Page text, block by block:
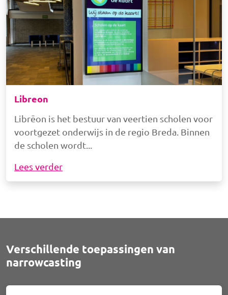
Libreon
Librēon is het bestuur van veertien scholen voor
voortgezet onderwijs in de regio Breda. Binnen
de scholen wordt
Lees verder
Verschillende toepassingen van
narrowcasting